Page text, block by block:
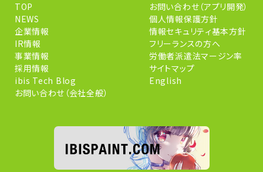
TOP
NEWS
企業情報
IR情報
事業情報
採用情報
ibis Tech Blog
お問い合わせ（会社全般）
お問い合わせ（アプリ開発）
個人情報保護方針
情報セキュリティ基本方針
フリーランスの方へ
労働者派遣法マージン率
サイトマップ
English